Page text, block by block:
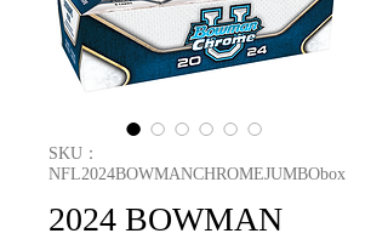
SKU：
NFL2024BOWMANCHROMEJUMBObox
2024 BOWMAN